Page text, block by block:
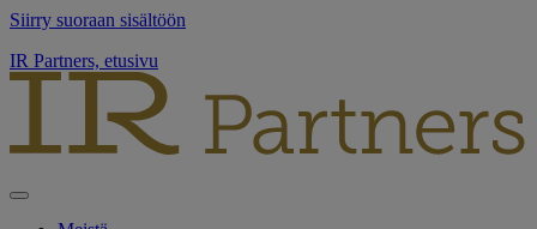
Siirry suoraan sisältöön
IR Partners, etusivu